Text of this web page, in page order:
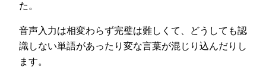
た。
音声入力は相変わらず完璧は難しくて、どうしても認
識しない単語があったり変な言葉が混じり込んだりし
ます。